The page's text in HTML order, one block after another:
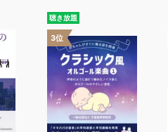
聴き放題
3位